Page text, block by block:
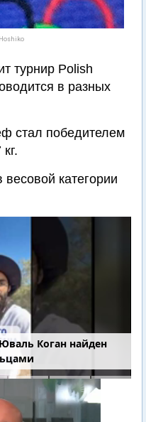
турнир Polish
в разных
стал победителем
категории
Коган найден